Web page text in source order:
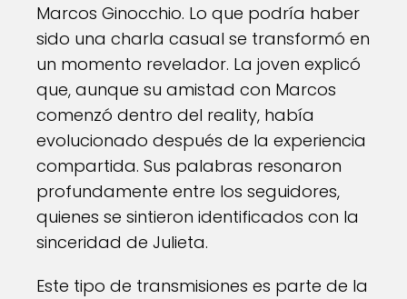
Marcos Ginocchio. Lo que podría haber
sido una charla casual se transformó en
un momento revelador. La joven explicó
que, aunque su amistad con Marcos
comenzó dentro del reality, había
evolucionado después de la experiencia
compartida. Sus palabras resonaron
profundamente entre los seguidores,
quienes se sintieron identificados con la
sinceridad de Julieta.
Este tipo de transmisiones es parte de la